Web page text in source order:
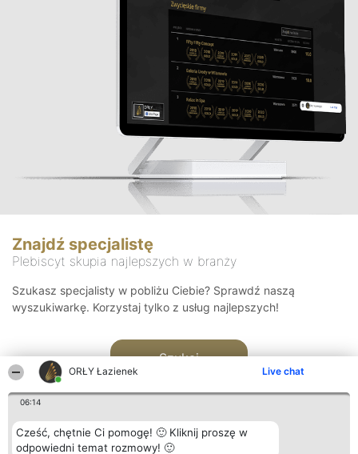
ORŁY Łazienek Live chat
06:14
Cześć, chętnie Ci pomogę! 🙂 Kliknij proszę w
odpowiedni temat rozmowy! 🙂
Znajdź specjalistę
Plebiscyt skupia najlepszych w branży
Szukasz specjalisty w pobliżu Ciebie? Sprawdź naszą
wyszukiwarkę. Korzystaj tylko z usług najlepszych!
Szukaj